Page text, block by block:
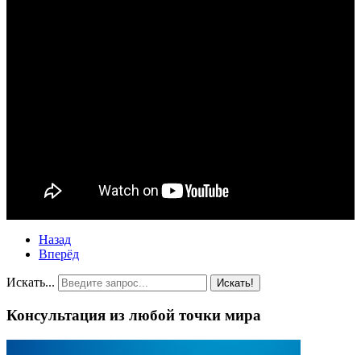
Назад
Вперёд
Искать... Искать!
Консультация из любой точки мира